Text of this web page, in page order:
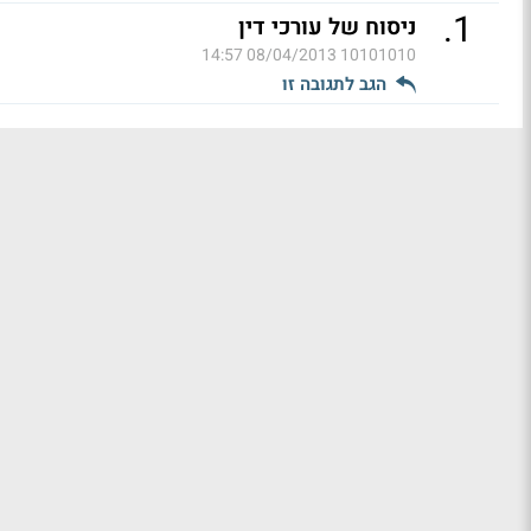
1
. ניסוח של עורכי דין
10101010
08/04/2013 14:57
הגב לתגובה זו